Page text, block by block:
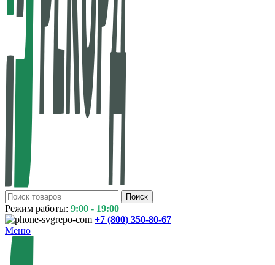
Поиск
Режим работы: 9:00 - 19:00
+7 (800) 350-80-67
Меню